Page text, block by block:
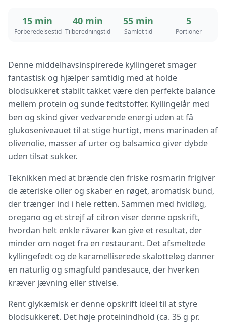
15 min
Forberedelsestid
40 min
Tilberedningstid
55 min
Samlet tid
5
Portioner
Denne middelhavsinspirerede kyllingeret smager
fantastisk og hjælper samtidig med at holde
blodsukkeret stabilt takket være den perfekte balance
mellem protein og sunde fedtstoffer. Kyllingelår med
ben og skind giver vedvarende energi uden at få
glukoseniveauet til at stige hurtigt, mens marinaden af
olivenolie, masser af urter og balsamico giver dybde
uden tilsat sukker.
Teknikken med at brænde den friske rosmarin frigiver
de æteriske olier og skaber en røget, aromatisk bund,
der trænger ind i hele retten. Sammen med hvidløg,
oregano og et strejf af citron viser denne opskrift,
hvordan helt enkle råvarer kan give et resultat, der
minder om noget fra en restaurant. Det afsmeltede
kyllingefedt og de karamelliserede skalotteløg danner
en naturlig og smagfuld pandesauce, der hverken
kræver jævning eller stivelse.
Rent glykæmisk er denne opskrift ideel til at styre
blodsukkeret. Det høje proteinindhold (ca. 35 g pr.